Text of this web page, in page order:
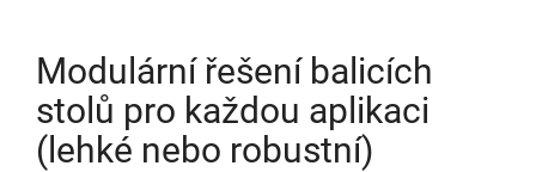
Modulární řešení balicích
stolů pro každou aplikaci
(lehké nebo robustní)